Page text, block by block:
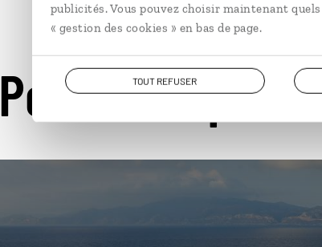
publicités. Vous pouvez choisir maintenant
« gestion des cookies » en bas de page.
TOUT REFUSER
Pour aller plus